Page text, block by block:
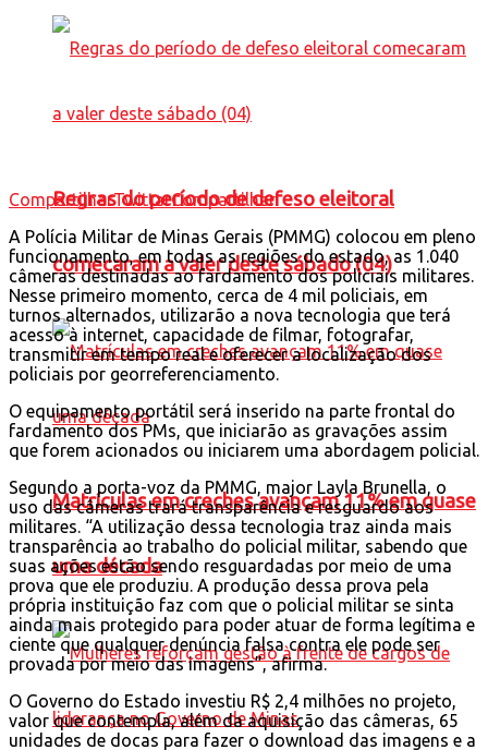
Regras do período de defeso eleitoral
comecaram a valer deste sábado (04)
Matrículas em creches avançam 11% em quase
uma década
CompartilharTwittarCompartilhar
A Polícia Militar de Minas Gerais (PMMG) colocou em pleno
funcionamento, em todas as regiões do estado, as 1.040
câmeras destinadas ao fardamento dos policiais militares.
Nesse primeiro momento, cerca de 4 mil policiais, em
turnos alternados, utilizarão a nova tecnologia que terá
acesso à internet, capacidade de filmar, fotografar,
transmitir em tempo real e oferecer a localização dos
policiais por georreferenciamento.
O equipamento portátil será inserido na parte frontal do
fardamento dos PMs, que iniciarão as gravações assim
que forem acionados ou iniciarem uma abordagem policial.
Segundo a porta-voz da PMMG, major Layla Brunella, o
uso das câmeras trará transparência e resguardo aos
militares. “A utilização dessa tecnologia traz ainda mais
transparência ao trabalho do policial militar, sabendo que
suas ações estão sendo resguardadas por meio de uma
prova que ele produziu. A produção dessa prova pela
própria instituição faz com que o policial militar se sinta
ainda mais protegido para poder atuar de forma legítima e
ciente que qualquer denúncia falsa contra ele pode ser
provada por meio das imagens”, afirma.
O Governo do Estado investiu R$ 2,4 milhões no projeto,
valor que contempla, além da aquisição das câmeras, 65
unidades de docas para fazer o download das imagens e a